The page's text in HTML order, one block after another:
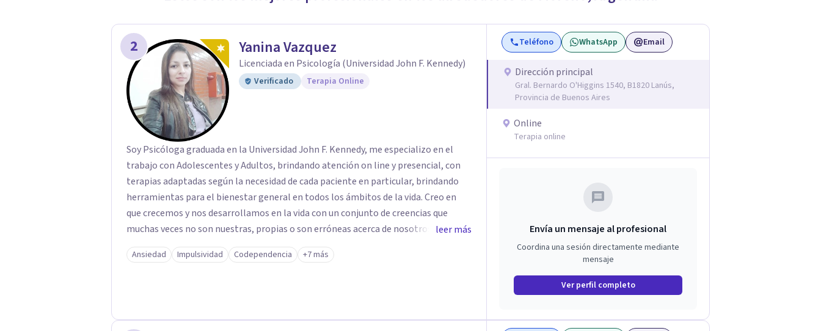
2 Yanina Vazquez
Licenciada en Psicología (Universidad John F. Kennedy)
Verificado Terapia Online
Soy Psicóloga graduada en la Universidad John F. Kennedy, me especializo en el
trabajo con Adolescentes y Adultos, brindando atención on line y presencial, con
terapias adaptadas según la necesidad de cada paciente en particular, brindando
herramientas para el bienestar general en todos los ámbitos de la vida. Creo en
que crecemos y nos desarrollamos en la vida con un conjunto de creencias que
muchas veces no son nuestras, propias o son erróneas acerca de nosotros
mismos,o de la vida en general, incluyendo los vínculos con otras personas.. y esto
nos dificulta a la hora de transitar nuestro propio camino. Por eso trabajo en la
leer más
Ansiedad Impulsividad Codependencia +7 más
Teléfono WhatsApp Email
Dirección principal
Gral. Bernardo O'Higgins 1540, B1820 Lanús,
Provincia de Buenos Aires
Online
Terapia online
Envía un mensaje al profesional
Coordina una sesión directamente mediante
mensaje
Ver perfil completo